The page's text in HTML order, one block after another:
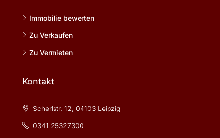
Immobilie bewerten
Zu Verkaufen
Zu Vermieten
Kontakt
Scherlstr. 12, 04103 Leipzig
0341 25327300